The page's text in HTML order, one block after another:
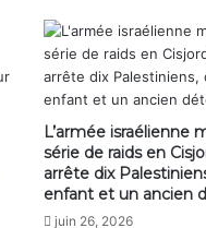
L’armée israélienne
série de raids en
arrête dix
enfant et un ancien
juin 26, 2026